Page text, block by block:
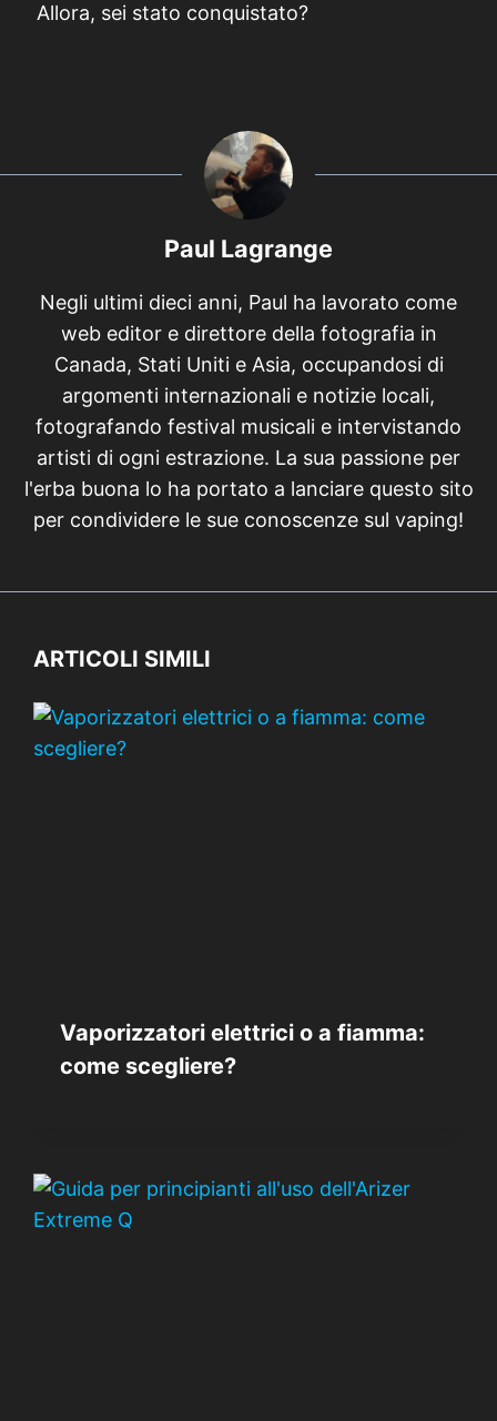
Allora, sei stato conquistato?
Paul Lagrange
Negli ultimi dieci anni, Paul ha lavorato come
web editor e direttore della fotografia in
Canada, Stati Uniti e Asia, occupandosi di
argomenti internazionali e notizie locali,
fotografando festival musicali e intervistando
artisti di ogni estrazione. La sua passione per
l'erba buona lo ha portato a lanciare questo sito
per condividere le sue conoscenze sul vaping!
ARTICOLI SIMILI
Vaporizzatori elettrici o a fiamma:
come scegliere?